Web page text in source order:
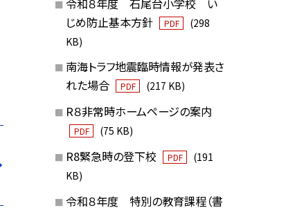
じめ防止基本方針
PDF
(298
KB)
南海トラフ地震臨時情報が発表さ
れた場合
PDF (217 KB)
R８非常時ホームページの案内
PDF (75 KB)
R8緊急時の登下校 PDF
(191
KB)
令和８年度 特別の教育課程（書